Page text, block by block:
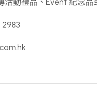
活動禮品、Event 紀念